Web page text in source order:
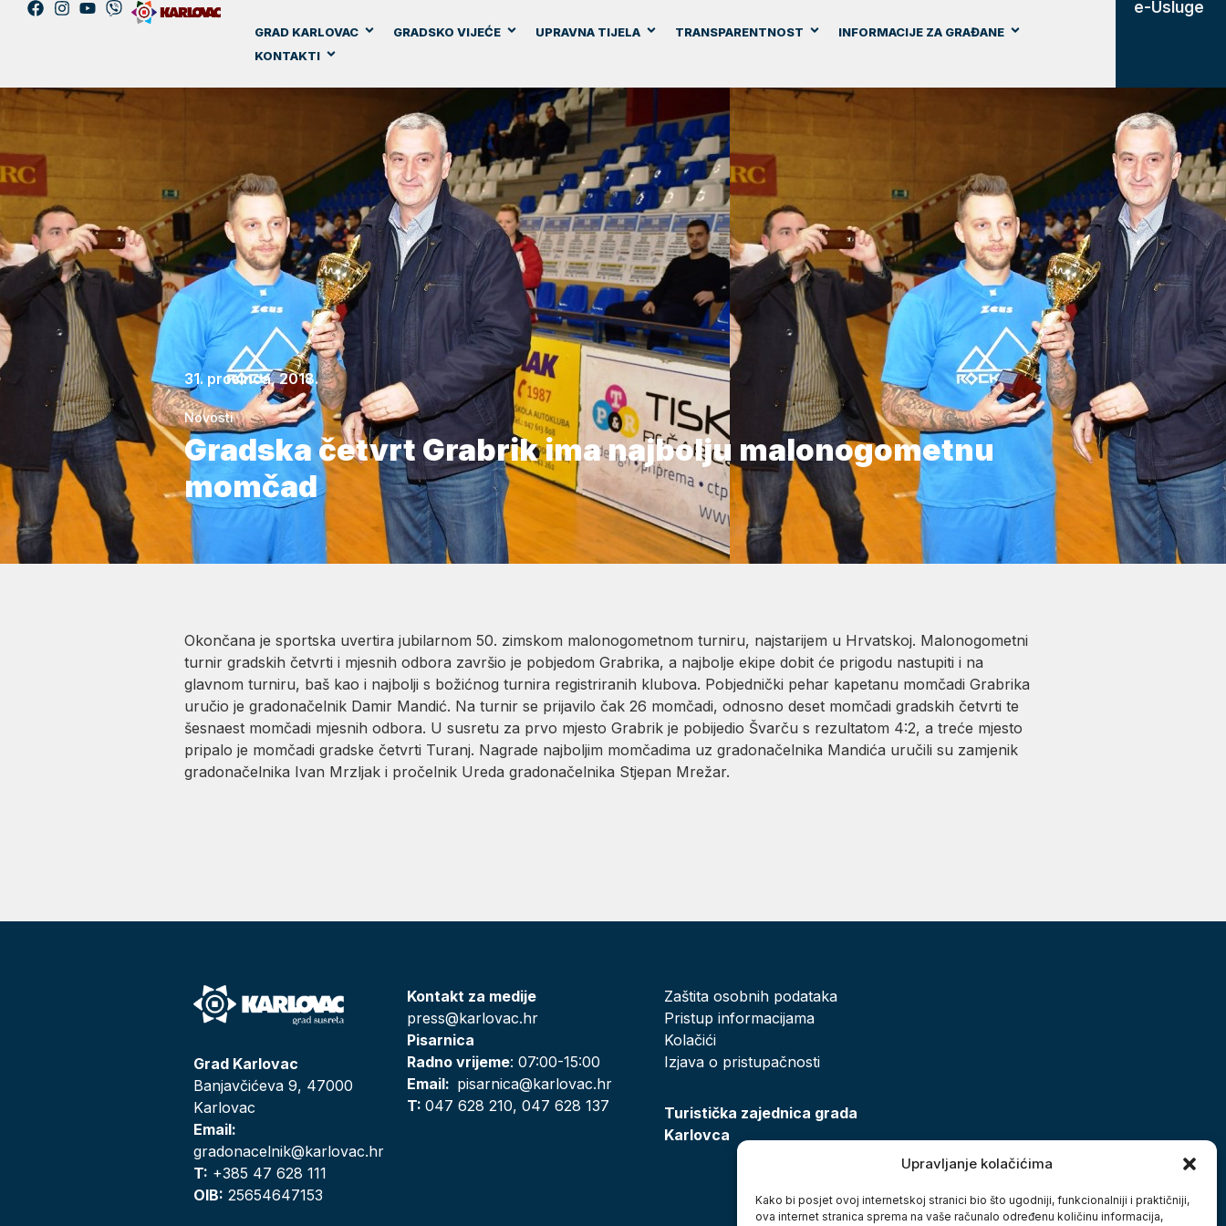
Upravljanje kolačićima
Kako bi posjet ovoj internetskoj stranici bio što ugodniji, funkcionalniji i praktičniji,
ova internet stranica sprema na vaše računalo određenu količinu informacija,
GRAD KARLOVAC GRADSKO VIJEĆE UPRAVNA TIJELA TRANSPARENTNOST
INFORMACIJE ZA GRAĐANE
KONTAKTI
e-Usluge
31. prosinca, 2018.
Novosti
Gradska četvrt Grabrik ima najbolju malonogometnu
momčad
Okončana je sportska uvertira jubilarnom 50. zimskom malonogometnom turniru, najstarijem u Hrvatskoj. Malonogometni
turnir gradskih četvrti i mjesnih odbora završio je pobjedom Grabrika, a najbolje ekipe dobit će prigodu nastupiti i na
glavnom turniru, baš kao i najbolji s božićnog turnira registriranih klubova. Pobjednički pehar kapetanu momčadi Grabrika
uručio je gradonačelnik Damir Mandić. Na turnir se prijavilo čak 26 momčadi, odnosno deset momčadi gradskih četvrti te
šesnaest momčadi mjesnih odbora. U susretu za prvo mjesto Grabrik je pobijedio Švarču s rezultatom 4:2, a treće mjesto
pripalo je momčadi gradske četvrti Turanj. Nagrade najboljim momčadima uz gradonačelnika Mandića uručili su zamjenik
gradonačelnika Ivan Mrzljak i pročelnik Ureda gradonačelnika Stjepan Mrežar.
Grad Karlovac
Banjavčićeva 9, 47000
Karlovac
Email:
gradonacelnik@karlovac.hr
T: +385 47 628 111
OIB: 25654647153
Kontakt za medije
press@karlovac.hr
Pisarnica
Radno vrijeme: 07:00-15:00
Email: pisarnica@karlovac.hr
T:047 628 210, 047 628 137
Zaštita osobnih podataka
Pristup informacijama
Kolačići
Izjava o pristupačnosti
Turistička zajednica grada
Karlovca